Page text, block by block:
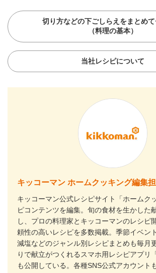
切り方などの下ごしらえをまとめて
（料理の基本）
当社レシピについて
キッコーマン ホームクッキング編集
キッコーマン公式レシピサイト「ホームク
ピコンテンツを編集。旬の食材を生かした
し、プロの料理家とキッコーマンのレシピ
頼性の高いレシピを多数掲載。季節イベン
減塩などのジャンル別レシピまとめも毎月
りで献立がつくれるスマホ用レシピアプリ
も公開している。各種SNS公式アカウント